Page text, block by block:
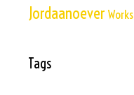
Jordaanoever
Tags